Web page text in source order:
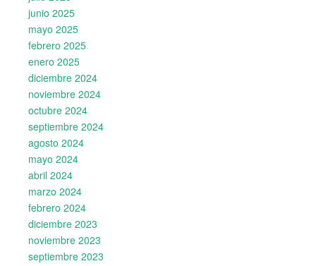
junio 2025
mayo 2025
febrero 2025
enero 2025
diciembre 2024
noviembre 2024
octubre 2024
septiembre 2024
agosto 2024
mayo 2024
abril 2024
marzo 2024
febrero 2024
diciembre 2023
noviembre 2023
septiembre 2023